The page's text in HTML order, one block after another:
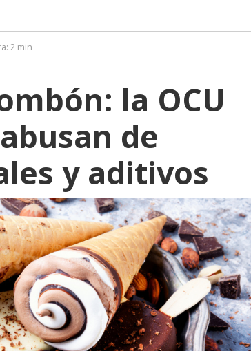
2 min
la OCU
de
y aditivos